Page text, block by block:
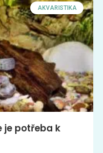
AKVARISTIKA
je potřeba k